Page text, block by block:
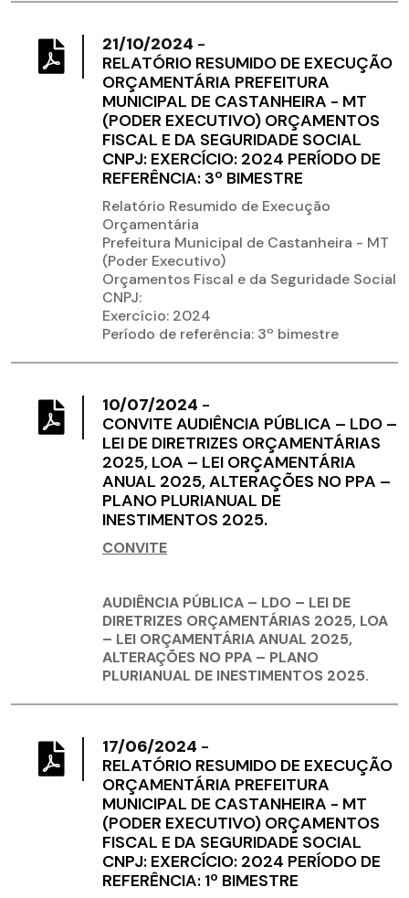
21/10/2024 -
RELATÓRIO RESUMIDO DE EXECUÇÃO
ORÇAMENTÁRIA PREFEITURA
MUNICIPAL DE CASTANHEIRA - MT
(PODER EXECUTIVO) ORÇAMENTOS
FISCAL E DA SEGURIDADE SOCIAL
CNPJ: EXERCÍCIO: 2024 PERÍODO DE
REFERÊNCIA: 3º BIMESTRE
Relatório Resumido de Execução
Orçamentária
Prefeitura Municipal de Castanheira - MT
(Poder Executivo)
Orçamentos Fiscal e da Seguridade Social
CNPJ:
Exercício: 2024
Período de referência: 3º bimestre
10/07/2024 -
CONVITE AUDIÊNCIA PÚBLICA – LDO –
LEI DE DIRETRIZES ORÇAMENTÁRIAS
2025, LOA – LEI ORÇAMENTÁRIA
ANUAL 2025, ALTERAÇÕES NO PPA –
PLANO PLURIANUAL DE
INESTIMENTOS 2025.
CONVITE
AUDIÊNCIA PÚBLICA – LDO – LEI DE
DIRETRIZES ORÇAMENTÁRIAS 2025, LOA
– LEI ORÇAMENTÁRIA ANUAL 2025,
ALTERAÇÕES NO PPA – PLANO
PLURIANUAL DE INESTIMENTOS 2025.
17/06/2024 -
RELATÓRIO RESUMIDO DE EXECUÇÃO
ORÇAMENTÁRIA PREFEITURA
MUNICIPAL DE CASTANHEIRA - MT
(PODER EXECUTIVO) ORÇAMENTOS
FISCAL E DA SEGURIDADE SOCIAL
CNPJ: EXERCÍCIO: 2024 PERÍODO DE
REFERÊNCIA: 1º BIMESTRE